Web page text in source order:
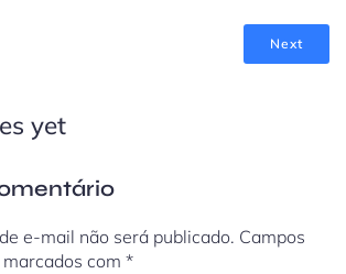
Next
yet
e-mail não será publicado. Campos
com *